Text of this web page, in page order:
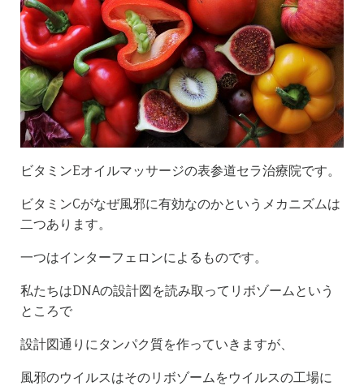
ビタミンEオイルマッサージの表参道セラ治療院です。
ビタミンCがなぜ風邪に有効なのかというメカニズムは
二つあります。
一つはインターフェロンによるものです。
私たちはDNAの設計図を読み取ってリボゾームという
ところで
設計図通りにタンパク質を作っていきますが、
風邪のウイルスはそのリボゾームをウイルスの工場に